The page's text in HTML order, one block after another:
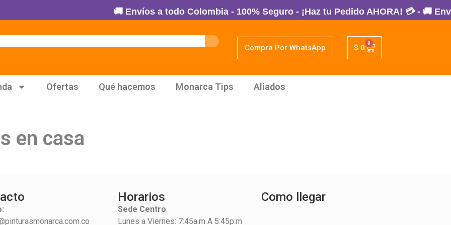
🚚 Envíos a todo Colombia - 100% Seguro - ¡Haz tu Pedido AHORA! 💳 - 🚚
Compra Por WhatsApp $ 0 0
Ofertas Qué hacemos Monarca Tips Aliados
en casa
Horarios
Sede Centro
Lunes a Viernes: 7:45a.m A 5:45p.m
Como llegar